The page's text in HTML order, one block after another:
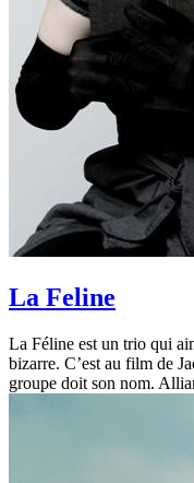
La Feline
La Féline est un trio qui
bizarre. C’est au film de
groupe doit son nom.